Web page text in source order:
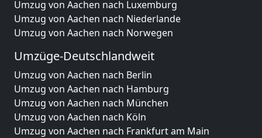
Umzug von Aachen nach Luxemburg
Umzug von Aachen nach Niederlande
Umzug von Aachen nach Norwegen
Umzüge-Deutschlandweit
Umzug von Aachen nach Berlin
Umzug von Aachen nach Hamburg
Umzug von Aachen nach München
Umzug von Aachen nach Köln
Umzug von Aachen nach Frankfurt am Main